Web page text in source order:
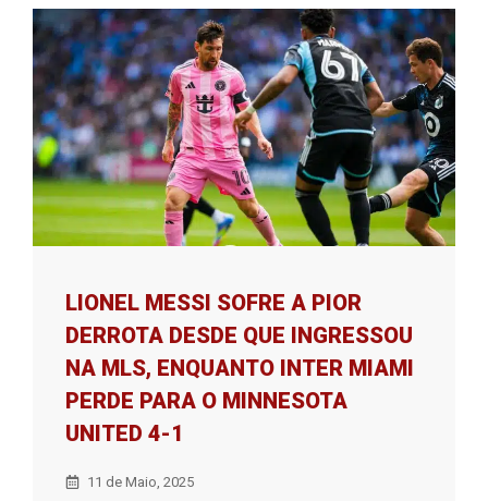
LIONEL MESSI SOFRE A PIOR
DERROTA DESDE QUE INGRESSOU
NA MLS, ENQUANTO INTER MIAMI
PERDE PARA O MINNESOTA
UNITED 4-1
11 de Maio, 2025